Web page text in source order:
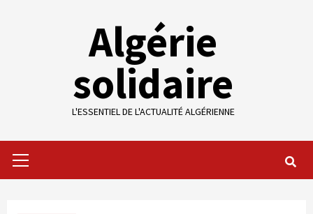
Algérie
solidaire
L'ESSENTIEL DE L'ACTUALITÉ ALGÉRIENNE
Menu